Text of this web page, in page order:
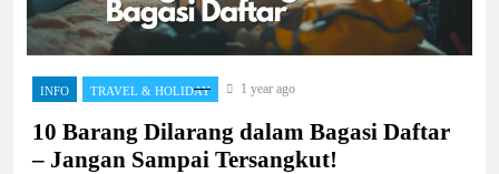
INFO TRAVEL & HOLIDAY 1 year ago
10 Barang Dilarang dalam Bagasi Daftar
– Jangan Sampai Tersangkut!